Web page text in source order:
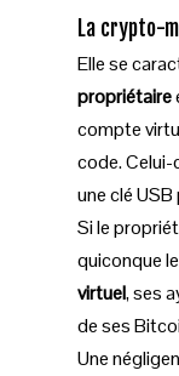
La crypto-
Elle se
propriétaire
compte
code.
une clé
Si le
quiconque
virtuel, ses
de ses
Une